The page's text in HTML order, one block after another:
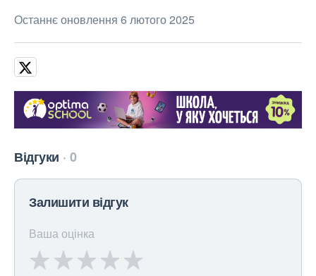
Останнє оновлення 6 лютого 2025
Відгуки 0
Залишити відгук
Ваша оцінка